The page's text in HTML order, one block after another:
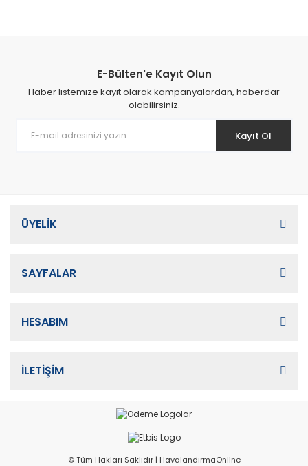
E-Bülten'e Kayıt Olun
Haber listemize kayıt olarak kampanyalardan, haberdar
olabilirsiniz.
Kayıt Ol
ÜYELİK
SAYFALAR
HESABIM
İLETİŞİM
© Tüm Hakları Saklıdır | HavalandırmaOnline